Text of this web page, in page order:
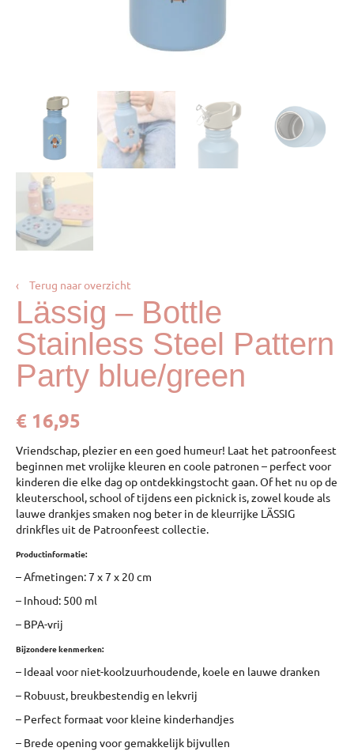
‹ Terug naar overzicht
Lässig – Bottle
Stainless Steel Pattern
Party blue/green
€ 16,95
Vriendschap, plezier en een goed humeur! Laat het patroonfeest
beginnen met vrolijke kleuren en coole patronen – perfect voor
kinderen die elke dag op ontdekkingstocht gaan. Of het nu op de
kleuterschool, school of tijdens een picknick is, zowel koude als
lauwe drankjes smaken nog beter in de kleurrijke LÄSSIG
drinkfles uit de Patroonfeest collectie.
Productinformatie:
– Afmetingen: 7 x 7 x 20 cm
– Inhoud: 500 ml
– BPA-vrij
Bijzondere kenmerken:
– Ideaal voor niet-koolzuurhoudende, koele en lauwe dranken
– Robuust, breukbestendig en lekvrij
– Perfect formaat voor kleine kinderhandjes
– Brede opening voor gemakkelijk bijvullen